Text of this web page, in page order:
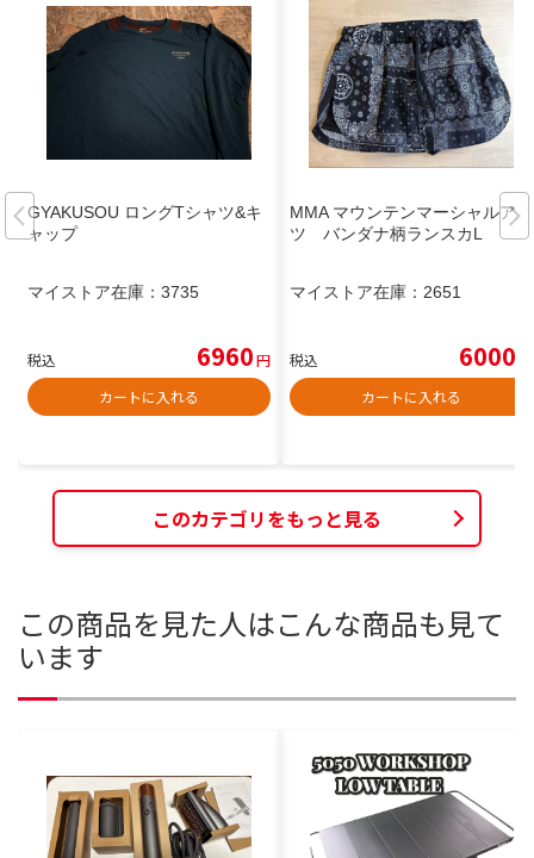
GYAKUSOU ロングTシャツ&キ
ャップ
マイストア在庫： 3735
税込 6960円
カートに入れる
MMA マウンテンマーシャルアー
ツ バンダナ柄ランスカL
マイストア在庫： 2651
税込 6000
カートに入れる
このカテゴリをもっと見る
この商品を見た人はこんな商品も見て
います